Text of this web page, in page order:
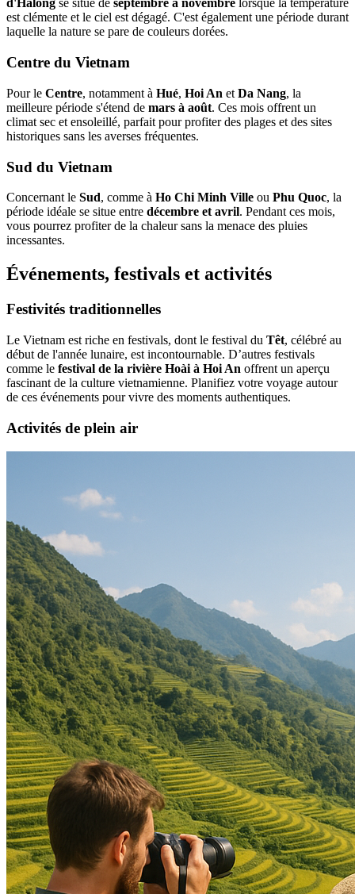
d'Halong se situe de septembre à novembre lorsque la température
est clémente et le ciel est dégagé. C'est également une période durant
laquelle la nature se pare de couleurs dorées.
Centre du Vietnam
Pour le Centre, notamment à Hué, Hoi An et Da Nang, la
meilleure période s'étend de mars à août. Ces mois offrent un
climat sec et ensoleillé, parfait pour profiter des plages et des sites
historiques sans les averses fréquentes.
Sud du Vietnam
Concernant le Sud, comme à Ho Chi Minh Ville ou Phu Quoc, la
période idéale se situe entre décembre et avril. Pendant ces mois,
vous pourrez profiter de la chaleur sans la menace des pluies
incessantes.
Événements, festivals et activités
Festivités traditionnelles
Le Vietnam est riche en festivals, dont le festival du Têt, célébré au
début de l'année lunaire, est incontournable. D’autres festivals
comme le festival de la rivière Hoài à Hoi An offrent un aperçu
fascinant de la culture vietnamienne. Planifiez votre voyage autour
de ces événements pour vivre des moments authentiques.
Activités de plein air